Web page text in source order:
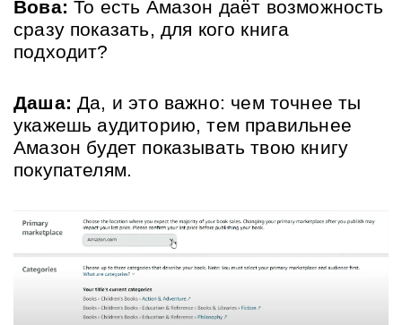
Вова: То есть Амазон даёт возможность
сразу показать, для кого книга
подходит?
Даша: Да, и это важно: чем точнее ты
укажешь аудиторию, тем правильнее
Амазон будет показывать твою книгу
покупателям.